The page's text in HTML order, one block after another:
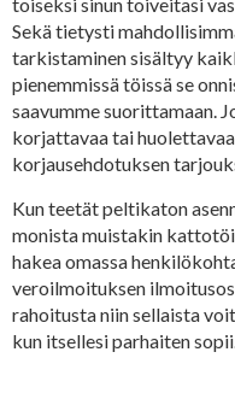
Sekä tietysti
tarkistaminen sisältyy
pienemmissä töissä se
saavumme suorittamaan.
korjattavaa tai
korjausehdotuksen
Kun teetät peltikaton
monista muistakin
hakea omassa
veroilmoituksen
rahoitusta niin sellaista
kun itsellesi parhaiten sopii.